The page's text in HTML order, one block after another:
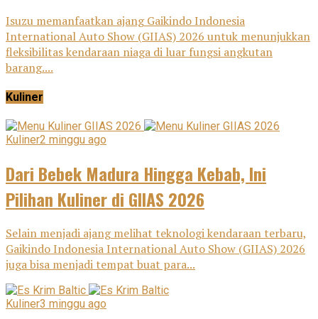
Isuzu memanfaatkan ajang Gaikindo Indonesia
International Auto Show (GIIAS) 2026 untuk menunjukkan
fleksibilitas kendaraan niaga di luar fungsi angkutan
barang....
Kuliner
Kuliner2 minggu ago
Dari Bebek Madura Hingga Kebab, Ini
Pilihan Kuliner di GIIAS 2026
Selain menjadi ajang melihat teknologi kendaraan terbaru,
Gaikindo Indonesia International Auto Show (GIIAS) 2026
juga bisa menjadi tempat buat para...
Kuliner3 minggu ago